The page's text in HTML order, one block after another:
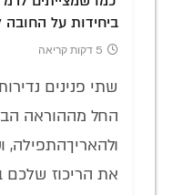
ביחידות על החובה
5 דקות קריאה
שתי פנינים
החל מההוראה
את הריכוז שלכם